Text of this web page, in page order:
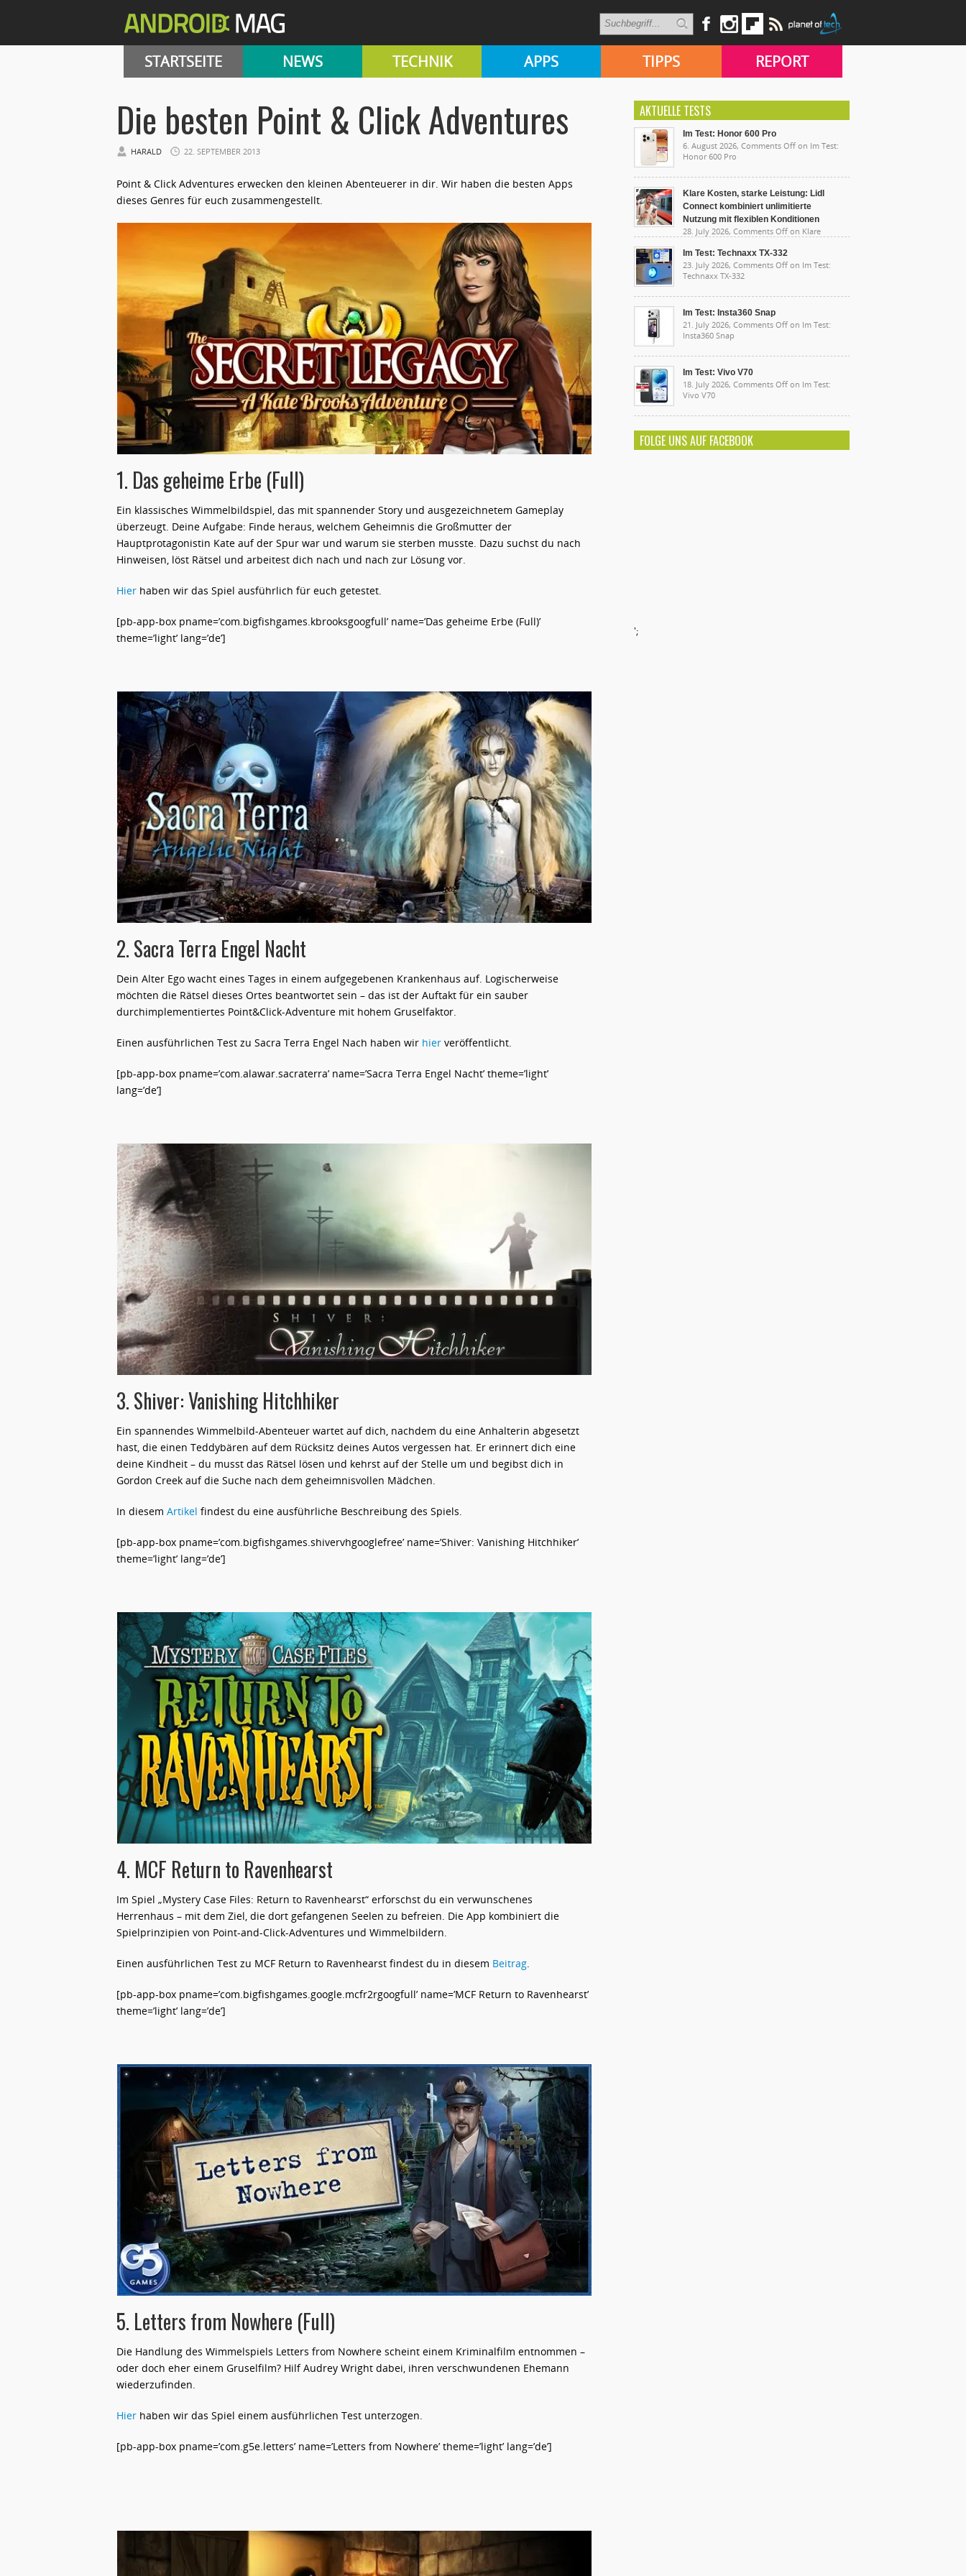
STARTSEITE NEWS TECHNIK APPS TIPPS REPORT
Die besten Point & Click Adventures
HARALD 22. SEPTEMBER 2013
Point & Click Adventures erwecken den kleinen Abenteuerer in dir. Wir haben die besten Apps
dieses Genres für euch zusammengestellt.
1. Das geheime Erbe (Full)
Ein klassisches Wimmelbildspiel, das mit spannender Story und ausgezeichnetem Gameplay
überzeugt. Deine Aufgabe: Finde heraus, welchem Geheimnis die Großmutter der
Hauptprotagonistin Kate auf der Spur war und warum sie sterben musste. Dazu suchst du nach
Hinweisen, löst Rätsel und arbeitest dich nach und nach zur Lösung vor.
Hier haben wir das Spiel ausführlich für euch getestet.
[pb-app-box pname=’com.bigfishgames.kbrooksgoogfull’ name=’Das geheime Erbe (Full)’
theme=’light’ lang=’de’]
2. Sacra Terra Engel Nacht
Dein Alter Ego wacht eines Tages in einem aufgegebenen Krankenhaus auf. Logischerweise
möchten die Rätsel dieses Ortes beantwortet sein – das ist der Auftakt für ein sauber
durchimplementiertes Point&Click-Adventure mit hohem Gruselfaktor.
Einen ausführlichen Test zu Sacra Terra Engel Nach haben wir hier veröffentlicht.
[pb-app-box pname=’com.alawar.sacraterra’ name=’Sacra Terra Engel Nacht’ theme=’light’
lang=’de’]
3. Shiver: Vanishing Hitchhiker
Ein spannendes Wimmelbild-Abenteuer wartet auf dich, nachdem du eine Anhalterin abgesetzt
hast, die einen Teddybären auf dem Rücksitz deines Autos vergessen hat. Er erinnert dich eine
deine Kindheit – du musst das Rätsel lösen und kehrst auf der Stelle um und begibst dich in
Gordon Creek auf die Suche nach dem geheimnisvollen Mädchen.
In diesem Artikel findest du eine ausführliche Beschreibung des Spiels.
[pb-app-box pname=’com.bigfishgames.shivervhgooglefree’ name=’Shiver: Vanishing Hitchhiker’
theme=’light’ lang=’de’]
4. MCF Return to Ravenhearst
Im Spiel „Mystery Case Files: Return to Ravenhearst“ erforschst du ein verwunschenes
Herrenhaus – mit dem Ziel, die dort gefangenen Seelen zu befreien. Die App kombiniert die
Spielprinzipien von Point-and-Click-Adventures und Wimmelbildern.
Einen ausführlichen Test zu MCF Return to Ravenhearst findest du in diesem Beitrag.
[pb-app-box pname=’com.bigfishgames.google.mcfr2rgoogfull’ name=’MCF Return to Ravenhearst’
theme=’light’ lang=’de’]
5. Letters from Nowhere (Full)
Die Handlung des Wimmelspiels Letters from Nowhere scheint einem Kriminalfilm entnommen –
oder doch eher einem Gruselfilm? Hilf Audrey Wright dabei, ihren verschwundenen Ehemann
wiederzufinden.
Hier haben wir das Spiel einem ausführlichen Test unterzogen.
[pb-app-box pname=’com.g5e.letters’ name=’Letters from Nowhere’ theme=’light’ lang=’de’]
AKTUELLE TESTS
Im Test: Honor 600 Pro
6. August 2026, Comments Off on Im Test:
Honor 600 Pro
Klare Kosten, starke Leistung: Lidl
Connect kombiniert unlimitierte
Nutzung mit flexiblen Konditionen
28. July 2026, Comments Off on Klare
unlimitierte Nutzung mit flexiblen Konditionen
Im Test: Technaxx TX-332
23. July 2026, Comments Off on Im Test:
Technaxx TX-332
Im Test: Insta360 Snap
21. July 2026, Comments Off on Im Test:
Insta360 Snap
Im Test: Vivo V70
18. July 2026, Comments Off on Im Test:
Vivo V70
FOLGE UNS AUF FACEBOOK
';